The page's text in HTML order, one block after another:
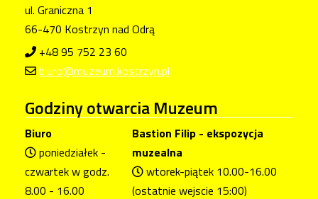
ul. Graniczna 1
66-470 Kostrzyn nad Odrą
+48 95 752 23 60
biuro@muzeum.kostrzyn.pl
Godzinyotwarcia Muzeum
Biuro
poniedziałek -
czwartek w godz.
8.00 - 16.00
Bastion Filip - ekspozycja
muzealna
wtorek-piątek 10.00-16.00
(ostatnie wejscie 15:00)